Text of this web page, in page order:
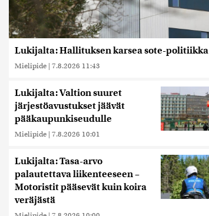
Lukijalta: Hallituksen karsea sote-politiikka
Mielipide | 7.8.2026 11:43
Lukijalta: Valtion suuret
järjestöavustukset jäävät
pääkaupunkiseudulle
Mielipide | 7.8.2026 10:01
Lukijalta: Tasa-arvo
palautettava liikenteeseen –
Motoristit pääsevät kuin koira
veräjästä